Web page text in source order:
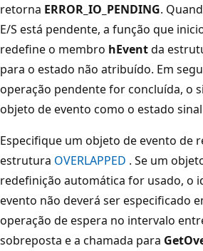
retorna ERROR_IO_PENDING.
E/S está pendente, a função que
redefine o membro hEventda
para o estado não atribuído. Em
operação pendente for concluída, o
objeto de evento como o estado
Especifique um objeto de evento de
estrutura OVERLAPPED . Se um
redefinição automática for usado, o
evento não deverá ser especificado
operação de espera no intervalo
sobreposta e a chamada para